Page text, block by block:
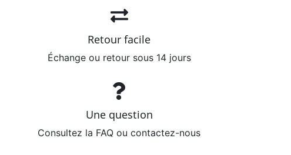
Retour facile
Échange ou retour sous 14 jours
Une question
Consultez la FAQ ou contactez-nous